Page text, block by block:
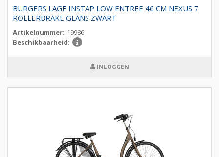
BURGERS LAGE INSTAP LOW ENTREE 46 CM NEXUS 7
ROLLERBRAKE GLANS ZWART
Artikelnummer: 19986
Beschikbaarheid:
INLOGGEN